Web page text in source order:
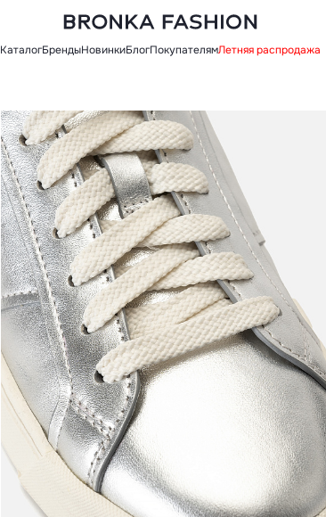
КаталогБрендыНовинкиБлогПокупателямЛетняя распродажа